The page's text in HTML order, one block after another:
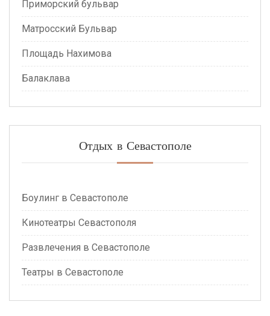
Приморский бульвар
Матросский Бульвар
Площадь Нахимова
Балаклава
Отдых в Севастополе
Боулинг в Севастополе
Кинотеатры Севастополя
Развлечения в Севастополе
Театры в Севастополе